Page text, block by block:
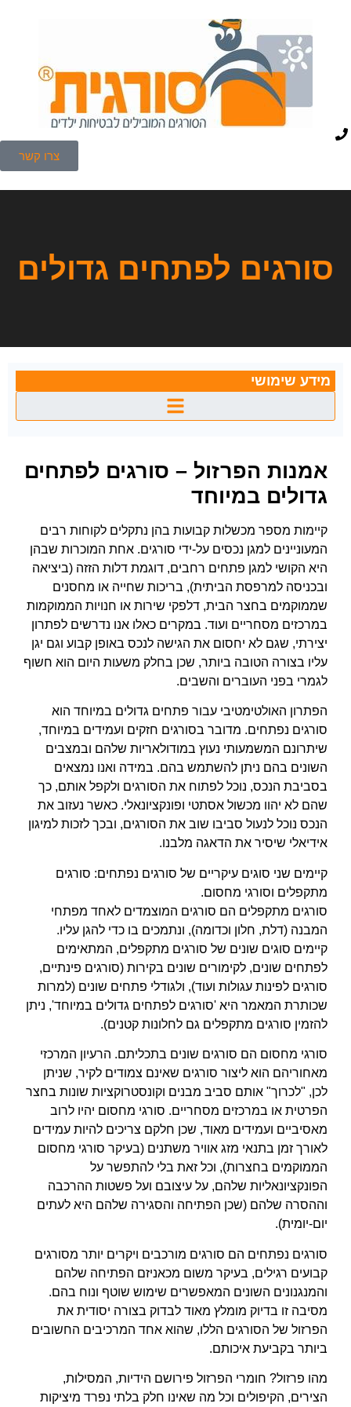
צרו קשר
סורגים לפתחים גדולים
מידע שימושי
אמנות הפרזול – סורגים לפתחים
גדולים במיוחד
קיימות מספר מכשלות קבועות בהן נתקלים לקוחות רבים
המעוניינים למגן נכסים על-ידי סורגים. אחת המוכרות שבהן
היא הקושי למגן פתחים רחבים, דוגמת דלות הזזה (ביציאה
ובכניסה למרפסת הביתית), בריכות שחייה או מחסנים
שממוקמים בחצר הבית, דלפקי שירות או חנויות הממוקמות
במרכזים מסחריים ועוד. במקרים כאלו אנו נדרשים לפתרון
יצירתי, שגם לא יחסום את הגישה לנכס באופן קבוע וגם יגן
עליו בצורה הטובה ביותר, שכן בחלק משעות היום הוא חשוף
לגמרי בפני העוברים והשבים.
הפתרון האולטימטיבי עבור פתחים גדולים במיוחד הוא
סורגים נפתחים. מדובר בסורגים חזקים ועמידים במיוחד,
שיתרונם המשמעותי נעוץ במודולאריות שלהם ובמצבים
השונים בהם ניתן להשתמש בהם. במידה ואנו נמצאים
בסביבת הנכס, נוכל לפתוח את הסורגים ולקפל אותם, כך
שהם לא יהוו מכשול אסתטי ופונקציונאלי. כאשר נעזוב את
הנכס נוכל לנעול סביבו שוב את הסורגים, ובכך לזכות למיגון
אידיאלי שיסיר את הדאגה מלבנו.
קיימים שני סוגים עיקריים של סורגים נפתחים: סורגים
מתקפלים וסורגי מחסום.
סורגים מתקפלים הם סורגים המוצמדים לאחד מפתחי
המבנה (דלת, חלון וכדומה), ונתמכים בו כדי להגן עליו.
קיימים סוגים שונים של סורגים מתקפלים, המתאימים
לפתחים שונים, לקימורים שונים בקירות (סורגים פינתיים,
סורגים לפינות עגולות ועוד), ולגודלי פתחים שונים (למרות
שכותרת המאמר היא 'סורגים לפתחים גדולים במיוחד', ניתן
להזמין סורגים מתקפלים גם לחלונות קטנים).
סורגי מחסום הם סורגים שונים בתכליתם. הרעיון המרכזי
מאחוריהם הוא ליצור סורגים שאינם צמודים לקיר, שניתן
לכן, "לכרוך" אותם סביב מבנים וקונסטרוקציות שונות בחצר
הפרטית או במרכזים מסחריים. סורגי מחסום יהיו לרוב
מאסיביים ועמידים מאוד, שכן חלקם צריכים להיות עמידים
לאורך זמן בתנאי מזג אוויר משתנים (בעיקר סורגי מחסום
הממוקמים בחצרות), וכל זאת בלי להתפשר על
הפונקציונאליות שלהם, על עיצובם ועל פשטות ההרכבה
וההסרה שלהם (שכן הפתיחה והסגירה שלהם היא לעתים
יום-יומית).
סורגים נפתחים הם סורגים מורכבים ויקרים יותר מסורגים
קבועים רגילים, בעיקר משום מכאניזם הפתיחה שלהם
והמנגנונים השונים המאפשרים שימוש שוטף ונוח בהם.
מסיבה זו בדיוק מומלץ מאוד לבדוק בצורה יסודית את
הפרזול של הסורגים הללו, שהוא אחד המרכיבים החשובים
ביותר בקביעת איכותם.
מהו פרזול? חומרי הפרזול פירושם הידיות, המסילות,
הצירים, הקיפולים וכל מה שאינו חלק בלתי נפרד מיציקות